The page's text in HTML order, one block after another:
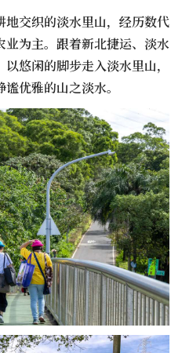
交织的淡水里山，经历数代
业为主。跟着新北捷运、淡水
悠闲的脚步走入淡水里山，
优雅的山之淡水。